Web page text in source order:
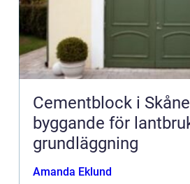
Cementblock i
byggande för
grundläggning
Amanda Eklund